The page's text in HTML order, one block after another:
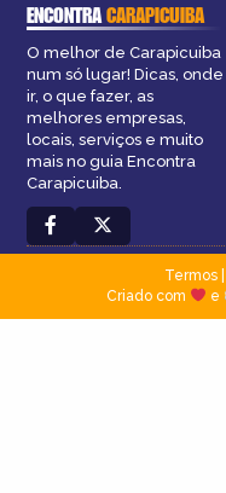
ENCONTRACARAPICUIBA
O melhor de Carapicuiba
num só lugar! Dicas, onde
ir, o que fazer, as
melhores empresas,
locais, serviços e muito
mais no guia Encontra
Carapicuiba.
Termos|
Criado com
e